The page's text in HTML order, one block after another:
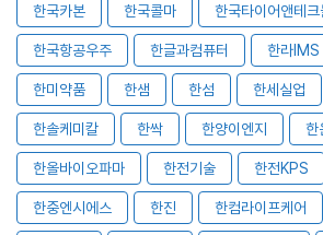
한국카본 한국콜마 한국타이어앤테크
한국항공우주 한글과컴퓨터 한라IMS
한미약품 한샘 한섬 한세실업
한솔케미칼 한싹 한양이엔지 한
한올바이오파마 한전기술 한전KPS
한중엔시에스 한진 한컴라이프케어